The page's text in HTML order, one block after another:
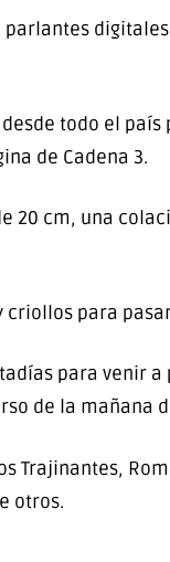
todo el
de Cadena 3.
20 cm, una
criollos para
para venir a
de la mañana
Trajinantes,
otros.